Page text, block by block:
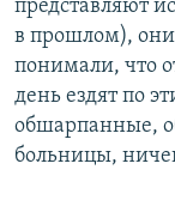
представляют
в прошлом),
понимали, что
день ездят по
обшарпанные,
больницы,